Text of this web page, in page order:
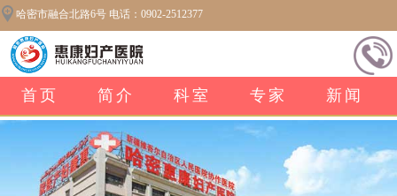
哈密市融合北路6号 电话：0902-2512377
首页 简介 科室 专家 新闻